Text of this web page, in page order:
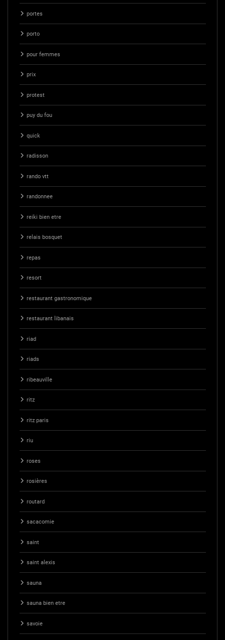
portes
porto
pour femmes
prix
protest
puy du fou
quick
radisson
rando vtt
randonnee
reiki bien etre
relais bosquet
repas
resort
restaurant gastronomique
restaurant libanais
riad
riads
ribeauville
ritz
ritz paris
riu
roses
rosières
routard
sacacomie
saint
saint alexis
sauna
sauna bien etre
savoie